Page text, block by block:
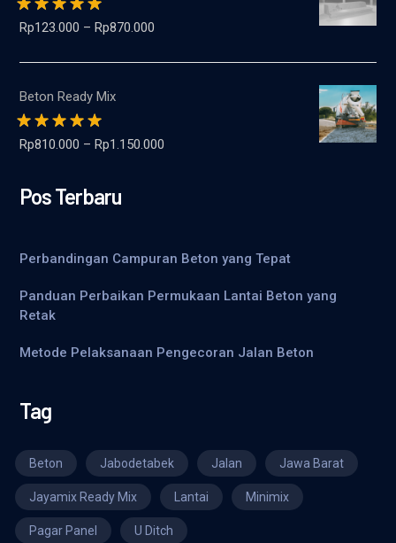
Dinilai5.00 dari
Rp123.000 –Rp870.000
Beton Ready Mix
Dinilai5.00 dari
Rp810.000 –Rp1.150.000
Pos Terbaru
Perbandingan Campuran Beton yang Tepat
Panduan Perbaikan Permukaan Lantai Beton yang
Retak
Metode Pelaksanaan Pengecoran Jalan Beton
Tag
Beton Jabodetabek Jalan Jawa Barat
Jayamix Ready Mix Lantai Minimix
Pagar Panel U Ditch